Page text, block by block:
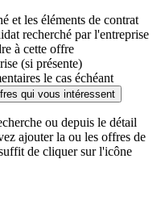
et les éléments de contrat
recherché par l'entreprise
à cette offre
(si présente)
le cas échéant
qui vous intéressent
ou depuis le détail
ajouter la ou les offres de
de cliquer sur l'icône